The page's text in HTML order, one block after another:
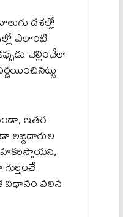
దశల్లో
ఎలాంటి
చెల్లించేలా
ఇత‌ర
ల‌బ్దిదారుల
విధానం వ‌ల‌న